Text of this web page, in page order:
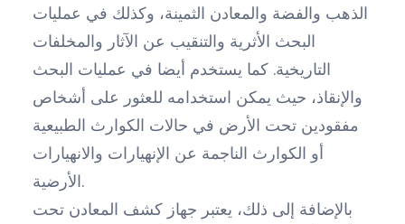
الذهب والفضة والمعادن الثمينة، وكذلك في عمليات
البحث الأثرية والتنقيب عن الآثار والمخلفات
التاريخية. كما يستخدم أيضا في عمليات البحث
والإنقاذ، حيث يمكن استخدامه للعثور على أشخاص
مفقودين تحت الأرض في حالات الكوارث الطبيعية
أو الكوارث الناجمة عن الإنهيارات والانهيارات
الأرضية.
بالإضافة إلى ذلك، يعتبر جهاز كشف المعادن تحت